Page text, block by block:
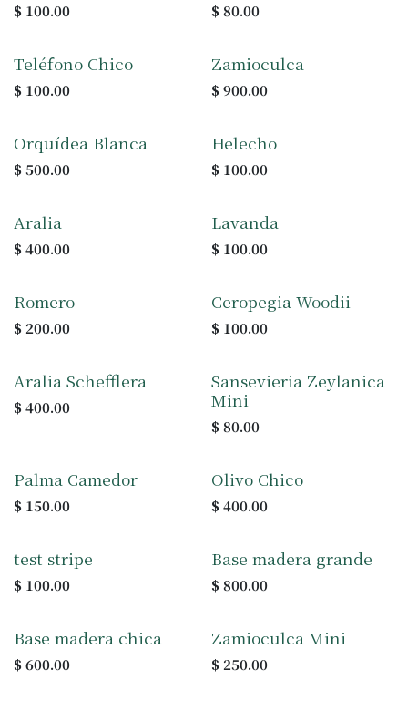
$ 100.00 $ 80.00
Teléfono Chico
$ 100.00
Zamioculca
$ 900.00
Orquídea Blanca
$ 500.00
Helecho
$ 100.00
Aralia
$ 400.00
Lavanda
$ 100.00
Romero
$ 200.00
Ceropegia Woodii
$ 100.00
Aralia Schefflera
$ 400.00
Sansevieria Zeylanica
Mini
$ 80.00
Palma Camedor
$ 150.00
Olivo Chico
$ 400.00
test stripe
$ 100.00
Base madera grande
$ 800.00
Base madera chica
$ 600.00
Zamioculca Mini
$ 250.00